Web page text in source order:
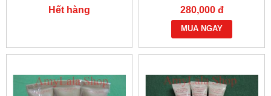
SCREEN HIGH
PROTECTION SPF40 7ML -
Hết hàng
NHĂN TÁI TẠO DA
CLARINS MULTI-
RÉGÉNÉRANT PHYTO-
INTENSIF 6ML :
280,000 đ
MUA NGAY